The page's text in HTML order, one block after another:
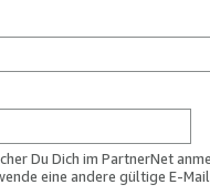
Du Dich im PartnerNet
eine andere gültige E-